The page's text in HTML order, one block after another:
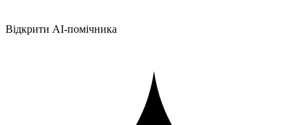
Відкрити AI-помічника